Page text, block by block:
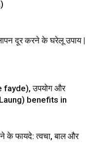
दूर करने के घरेलू उपाय |
fayde), उपयोग और
benefits in
फायदे: त्वचा, बाल और